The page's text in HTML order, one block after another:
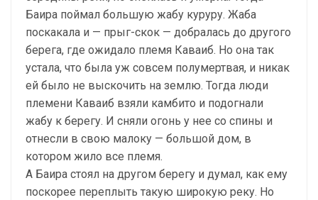
Баира поймал большую жабу куруру. Жаба
поскакала и — прыг-скок — добралась до другого
берега, где ожидало племя Каваиб. Но она так
устала, что была уж совсем полумертвая, и никак
ей было не выскочить на землю. Тогда люди
племени Каваиб взяли камбито и подогнали
жабу к берегу. И сняли огонь у нее со спины и
отнесли в свою малоку — большой дом, в
котором жило все племя.
А Баира стоял на другом берегу и думал, как ему
поскорее переплыть такую широкую реку. Но